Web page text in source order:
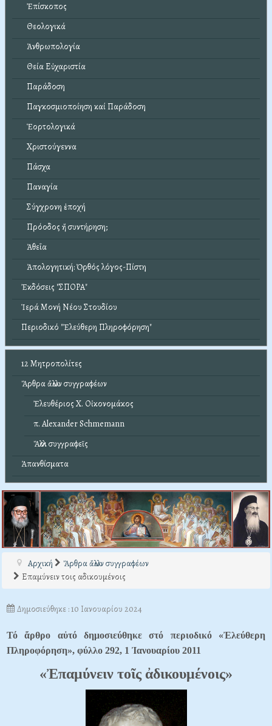
Ἐπίσκοπος
Θεολογικά
Ἀνθρωπολογία
Θεία Εὐχαριστία
Παράδοση
Παγκοσμιοποίηση καί Παράδοση
Ἑορτολογικά
Χριστούγεννα
Πάσχα
Παναγία
Σύγχρονη ἐποχή
Πρόοδος ἤ συντήρηση;
Ἀθεΐα
Ἀπολογητική: Ὀρθός λόγος-Πίστη
Ἐκδόσεις "ΣΠΟΡΑ"
Ἱερά Μονή Νέου Στουδίου
Περιοδικό "Ἐλεύθερη Πληροφόρηση"
12 Μητροπολίτες
Ἄρθρα ἄλλων συγγραφέων
Ἐλευθέριος Χ. Οἰκονομάκος
π. Alexander Schmemann
Ἄλλοι συγγραφεῖς
Ἀπανθίσματα
Αρχική
Ἄρθρα ἄλλων συγγραφέων
Επαμύνειν τοις αδικουμένοις
Δημοσιεύθηκε : 10 Ιανουαρίου 2024
Τό ἄρθρο αὐτό δημοσιεύθηκε στό περιοδικό «Ἐλεύθερη
Πληροφόρηση», φύλλο 292, 1 Ἰανουαρίου 2011
«Ἐπαμύνειν τοῖς ἀδικουμένοις»